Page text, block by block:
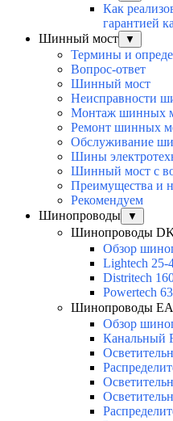
Как
гарантией
Шинный мост
▼
Термины и
Вопрос-ответ
Шинный мост
Неисправности
Монтаж шинных
Ремонт шинных
Обслуживание
Шины
Шинный мост с
Преимущества и
Рекомендуем
Шинопроводы
▼
Шинопроводы
Обзор
Lightech 25-
Distritech
Powertech
Шинопроводы
Обзор
Канальный